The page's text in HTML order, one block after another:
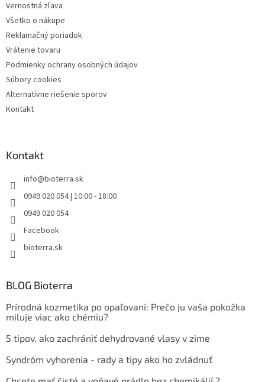
Vernostná zľava
Všetko o nákupe
Reklamačný poriadok
Vrátenie tovaru
Podmienky ochrany osobných údajov
Súbory cookies
Alternatívne riešenie sporov
Kontakt
Kontakt
info@bioterra.sk
0949 020 054 | 10:00 - 18:00
0949 020 054
Facebook
bioterra.sk
BLOG Bioterra
Prírodná kozmetika po opaľovaní: Prečo ju vaša pokožka
miluje viac ako chémiu?
5 tipov, ako zachrániť dehydrované vlasy v zime
Syndróm vyhorenia - rady a tipy ako ho zvládnuť